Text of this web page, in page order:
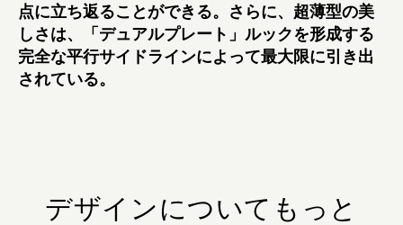
点に立ち返ることができる。さらに、超薄型の美
しさは、「デュアルプレート」ルックを形成する
完全な平行サイドラインによって最大限に引き出
されている。
デザインについてもっと